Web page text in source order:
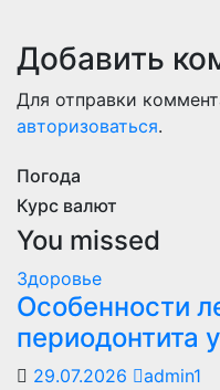
Добавить
Для отправки
авторизоваться.
Погода
Курс валют
You missed
Здоровье
Особенности
периодонтита
29.07.2026
admin1